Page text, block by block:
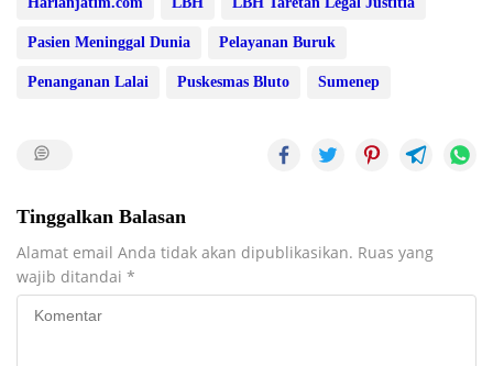
Pasien Meninggal Dunia Pelayanan Buruk
Penanganan Lalai Puskesmas Bluto Sumenep
Tinggalkan Balasan
Alamat email Anda tidak akan dipublikasikan. Ruas yang
wajib ditandai *